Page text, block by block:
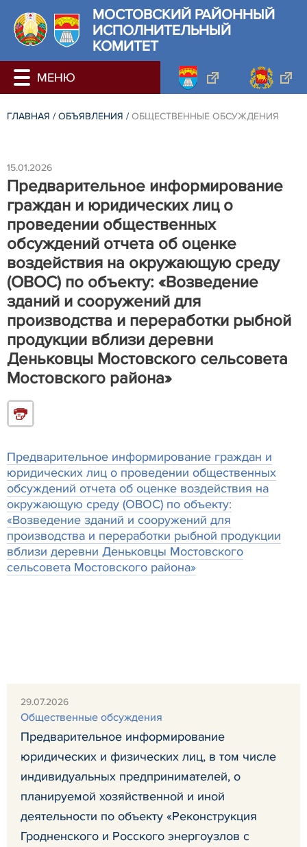
МОСТОВСКИЙ РАЙОННЫЙ
ИСПОЛНИТЕЛЬНЫЙ
КОМИТЕТ
ГЛАВНАЯ / ОБЪЯВЛЕНИЯ / ОБЩЕСТВЕННЫЕ ОБСУЖДЕНИЯ
15.01.2026
Предварительное информирование
граждан и юридических лиц о
проведении общественных
обсуждений отчета об оценке
воздействия на окружающую среду
(ОВОС) по объекту: «Возведение
зданий и сооружений для
производства и переработки рыбной
продукции вблизи деревни
Деньковцы Мостовского сельсовета
Мостовского района»
Предварительное информирование граждан и
юридических лиц о проведении общественных
обсуждений отчета об оценке воздействия на
окружающую среду (ОВОС) по объекту:
«Возведение зданий и сооружений для
производства и переработки рыбной продукции
вблизи деревни Деньковцы Мостовского
сельсовета Мостовского района»
29.07.2026
Общественные обсуждения
Предварительное информирование
юридических и физических лиц, в том числе
индивидуальных предпринимателей, о
планируемой хозяйственной и иной
деятельности по объекту «Реконструкция
Гродненского и Росского энергоузлов с